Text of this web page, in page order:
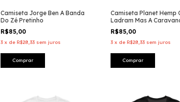
Camiseta Jorge Ben A Banda
Do Zé Pretinho
R$85,00
3 x de R$28,33 sem juros
Comprar
Camiseta Planet Hemp
Ladram Mas A
Pára
R$85,00
3 x de R$28,33 sem juros
Comprar